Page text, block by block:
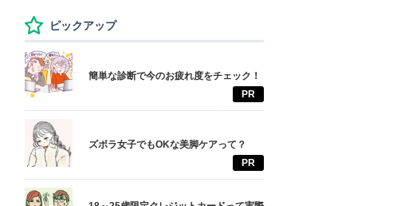
ピックアップ
簡単な診断で今のお疲れ度をチェック！
PR
ズボラ女子でもOKな美脚ケアって？
PR